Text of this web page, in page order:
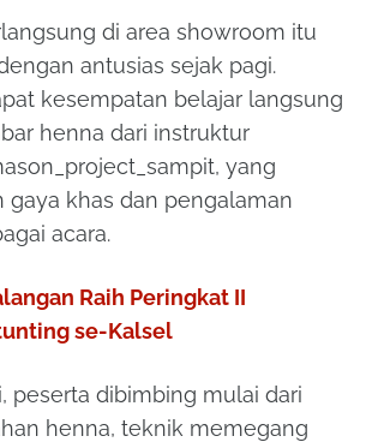
di area showroom itu
antusias sejak pagi.
kesempatan belajar langsung
henna dari instruktur
yang
gaya khas dan pengalaman
acara.
Raih Peringkat II
se-Kalsel
peserta dibimbing mulai dari
henna, teknik memegang